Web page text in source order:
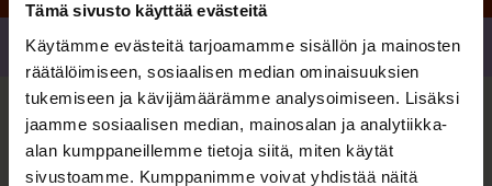
Tämä sivusto käyttää evästeitä
Käytämme evästeitä tarjoamamme sisällön ja mainosten
räätälöimiseen, sosiaalisen median ominaisuuksien
tukemiseen ja kävijämäärämme analysoimiseen. Lisäksi
jaamme sosiaalisen median, mainosalan ja analytiikka-
alan kumppaneillemme tietoja siitä, miten käytät
sivustoamme. Kumppanimme voivat yhdistää näitä
Jaa
Sinua saattaa myös kiinnostaa